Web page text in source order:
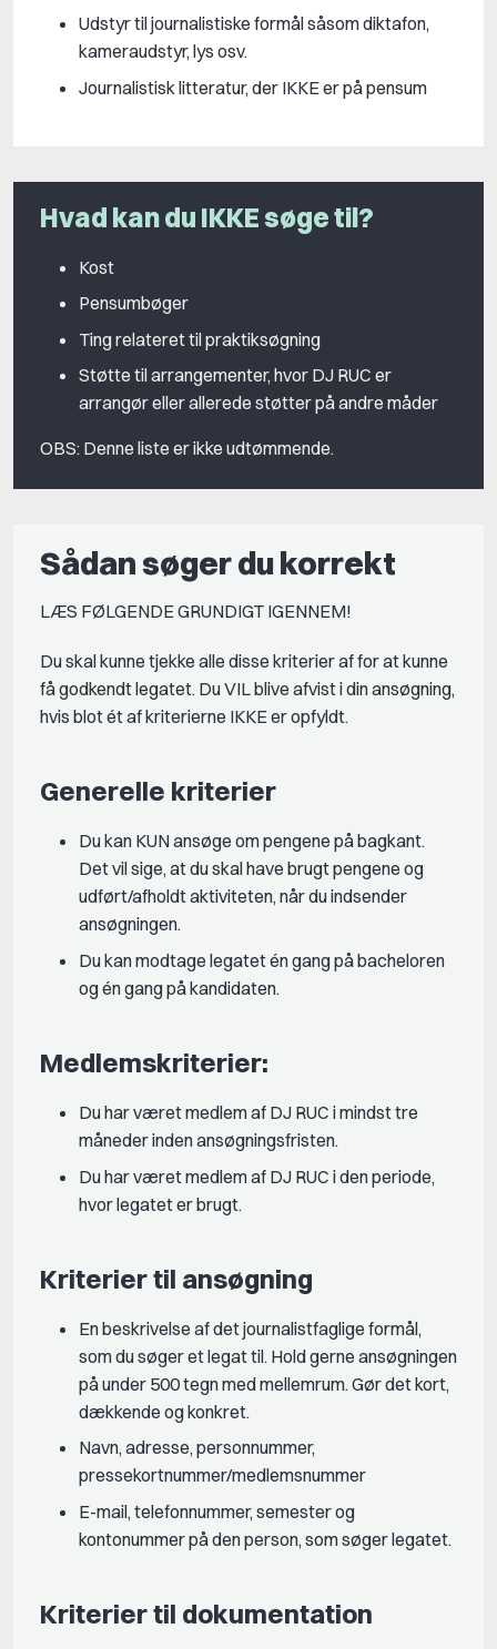
Udstyr til journalistiske formål såsom diktafon,
kameraudstyr, lys osv.
Journalistisk litteratur, der IKKE er på pensum
Hvad kan du IKKE søge til?
Kost
Pensumbøger
Ting relateret til praktiksøgning
Støtte til arrangementer, hvor DJ RUC er
arrangør eller allerede støtter på andre måder
OBS: Denne liste er ikke udtømmende.
Sådan søger du korrekt
LÆS FØLGENDE GRUNDIGT IGENNEM!
Du skal kunne tjekke alle disse kriterier af for at kunne
få godkendt legatet. Du VIL blive afvist i din ansøgning,
hvis blot ét af kriterierne IKKE er opfyldt.
Generelle kriterier
Du kan KUN ansøge om pengene på bagkant.
Det vil sige, at du skal have brugt pengene og
udført/afholdt aktiviteten, når du indsender
ansøgningen.
Du kan modtage legatet én gang på bacheloren
og én gang på kandidaten.
Medlemskriterier:
Du har været medlem af DJ RUC i mindst tre
måneder inden ansøgningsfristen.
Du har været medlem af DJ RUC i den periode,
hvor legatet er brugt.
Kriterier til ansøgning
En beskrivelse af det journalistfaglige formål,
som du søger et legat til. Hold gerne ansøgningen
på under 500 tegn med mellemrum. Gør det kort,
dækkende og konkret.
Navn, adresse, personnummer,
pressekortnummer/medlemsnummer
E-mail, telefonnummer, semester og
kontonummer på den person, som søger legatet.
Kriterier til dokumentation